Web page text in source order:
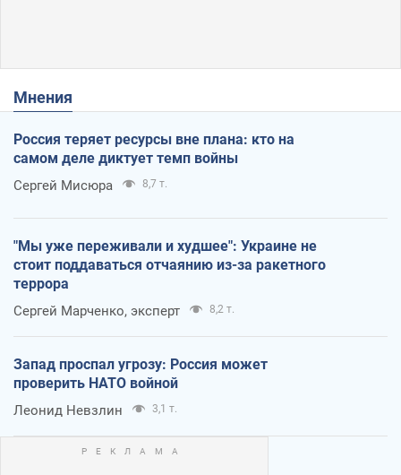
Мнения
Россия теряет ресурсы вне плана: кто на
самом деле диктует темп войны
Сергей Мисюра 8,7 т.
"Мы уже переживали и худшее": Украине не
стоит поддаваться отчаянию из-за ракетного
террора
Сергей Марченко, эксперт 8,2 т.
Запад проспал угрозу: Россия может
проверить НАТО войной
Леонид Невзлин 3,1 т.